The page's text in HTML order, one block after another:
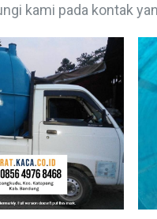
kami pada kontak